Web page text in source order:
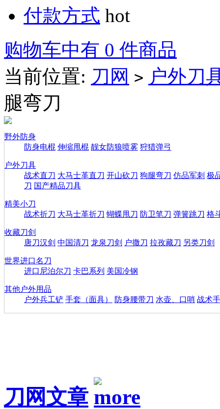
付款方式 hot
购物车中有 0 件商品
当前位置: 刀网 > 户外刀
腿弯刀
野外防身
防身电棍 伸缩甩棍 靓女防狼喷雾 狩猎弹弓
户外刀具
战术直刀 大马士革直刀 开山砍刀 狗腿弯刀 仿品军刺 极
刀 国产精品刀具
精美小刀
战术折刀 大马士革折刀 蝴蝶甩刀 防卫笔刀 弹簧跳刀 格
收藏刀剑
唐刀汉剑 中国清刀 龙泉刀剑 户撒刀 拉孜藏刀 另类刀剑
世界进口名刀
进口尼泊尔刀 卡巴系列 美国冷钢
其他户外用品
户外兵工铲 手套（面具） 防身腰带刀 水壶、口哨 战术
刀网文章